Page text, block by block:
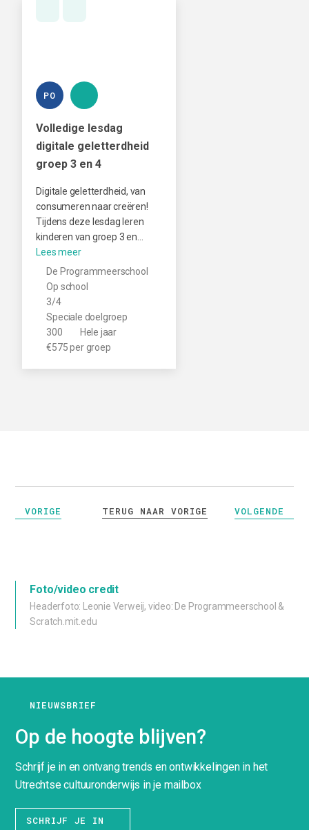
PO
Volledige lesdag
digitale geletterdheid
groep 3 en 4
Digitale geletterdheid, van
consumeren naar creëren!
Tijdens deze lesdag leren
kinderen van groep 3 en…
De Programmeerschool
Op school
3/4
Speciale doelgroep
300
Hele jaar
€575 per groep
VORIGE TERUG NAAR VORIGE VOLGENDE
Foto/video credit
Headerfoto: Leonie Verweij, video: De Programmeerschool &
Scratch.mit.edu
NIEUWSBRIEF
Op de hoogte blijven?
Schrijf je in en ontvang trends en ontwikkelingen in het
Utrechtse cultuuronderwijs in je mailbox
SCHRIJF JE IN